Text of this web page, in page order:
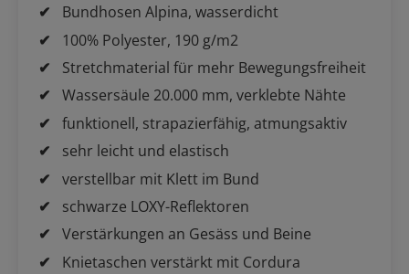
Bundhosen Alpina, wasserdicht
100% Polyester, 190 g/m2
Stretchmaterial für mehr Bewegungsfreiheit
Wassersäule 20.000 mm, verklebte Nähte
funktionell, strapazierfähig, atmungsaktiv
sehr leicht und elastisch
verstellbar mit Klett im Bund
schwarze LOXY-Reflektoren
Verstärkungen an Gesäss und Beine
Knietaschen verstärkt mit Cordura